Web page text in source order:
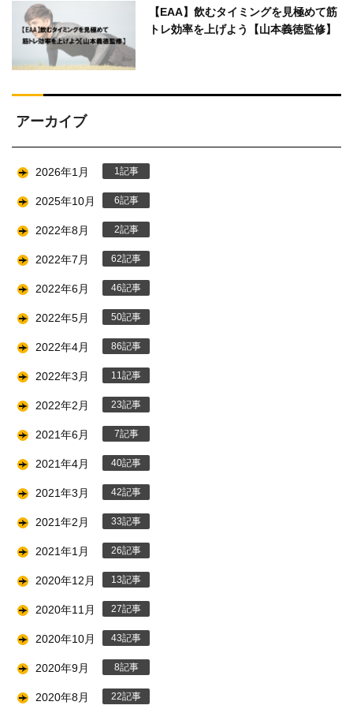
【EAA】飲むタイミングを見極めて筋
トレ効率を上げよう【山本義徳監修】
アーカイブ
2026年1月 1
2025年10月 6
2022年8月 2
2022年7月 62
2022年6月 46
2022年5月 50
2022年4月 86
2022年3月 11
2022年2月 23
2021年6月 7
2021年4月 40
2021年3月 42
2021年2月 33
2021年1月 26
2020年12月 13
2020年11月 27
2020年10月 43
2020年9月 8
2020年8月 22